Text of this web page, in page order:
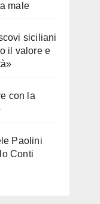
male
siciliani
il valore e
con la
Paolini
Conti